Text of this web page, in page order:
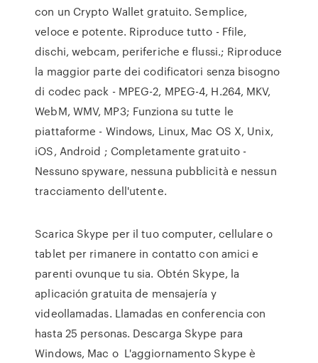
con un Crypto Wallet gratuito. Semplice,
veloce e potente. Riproduce tutto - Ffile,
dischi, webcam, periferiche e flussi.; Riproduce
la maggior parte dei codificatori senza bisogno
di codec pack - MPEG-2, MPEG-4, H.264, MKV,
WebM, WMV, MP3; Funziona su tutte le
piattaforme - Windows, Linux, Mac OS X, Unix,
iOS, Android ; Completamente gratuito -
Nessuno spyware, nessuna pubblicità e nessun
tracciamento dell'utente.
Scarica Skype per il tuo computer, cellulare o
tablet per rimanere in contatto con amici e
parenti ovunque tu sia. Obtén Skype, la
aplicación gratuita de mensajería y
videollamadas. Llamadas en conferencia con
hasta 25 personas. Descarga Skype para
Windows, Mac o L'aggiornamento Skype è